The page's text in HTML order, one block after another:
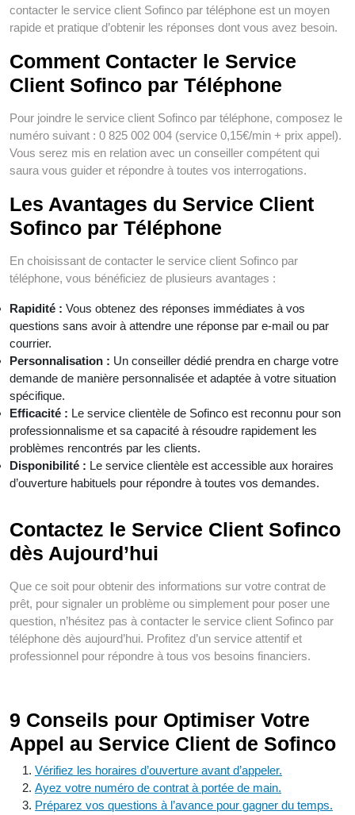
contacter le service client Sofinco par téléphone est un moyen
rapide et pratique d’obtenir les réponses dont vous avez besoin.
Comment Contacter le Service
Client Sofinco par Téléphone
Pour joindre le service client Sofinco par téléphone, composez le
numéro suivant : 0 825 002 004 (service 0,15€/min + prix appel).
Vous serez mis en relation avec un conseiller compétent qui
saura vous guider et répondre à toutes vos interrogations.
Les Avantages du Service Client
Sofinco par Téléphone
En choisissant de contacter le service client Sofinco par
téléphone, vous bénéficiez de plusieurs avantages :
Rapidité : Vous obtenez des réponses immédiates à vos
questions sans avoir à attendre une réponse par e-mail ou par
courrier.
Personnalisation : Un conseiller dédié prendra en charge votre
demande de manière personnalisée et adaptée à votre situation
spécifique.
Efficacité : Le service clientèle de Sofinco est reconnu pour son
professionnalisme et sa capacité à résoudre rapidement les
problèmes rencontrés par les clients.
Disponibilité : Le service clientèle est accessible aux horaires
d’ouverture habituels pour répondre à toutes vos demandes.
Contactez le Service Client Sofinco
dès Aujourd’hui
Que ce soit pour obtenir des informations sur votre contrat de
prêt, pour signaler un problème ou simplement pour poser une
question, n’hésitez pas à contacter le service client Sofinco par
téléphone dès aujourd’hui. Profitez d’un service attentif et
professionnel pour répondre à tous vos besoins financiers.
9 Conseils pour Optimiser Votre
Appel au Service Client de Sofinco
Vérifiez les horaires d’ouverture avant d’appeler.
Ayez votre numéro de contrat à portée de main.
Préparez vos questions à l’avance pour gagner du temps.